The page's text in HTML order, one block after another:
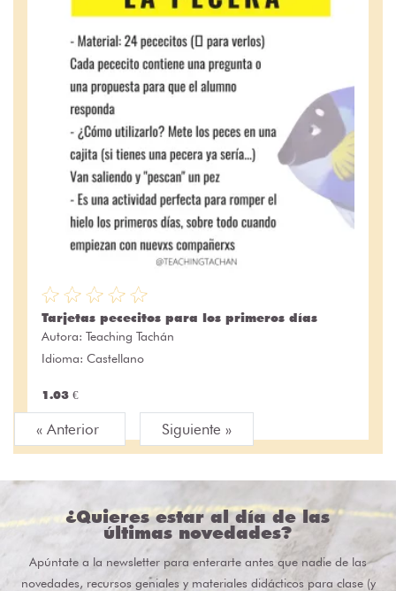
Tarjetas pececitos para los primeros días
Autora: Teaching Tachán
Idioma: Castellano
1.03 €
« Anterior Siguiente »
¿Quieres estar al día de las
últimas novedades?
Apúntate a la newsletter para enterarte antes que nadie de las
novedades, recursos geniales y materiales didácticos para clase (y